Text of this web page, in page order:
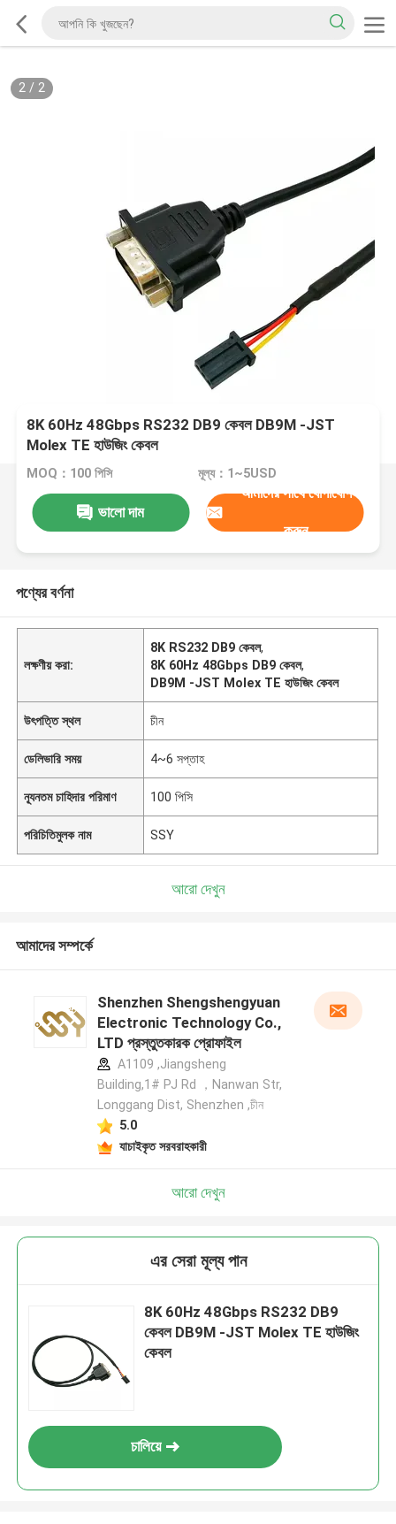
2/ 2
8K 60Hz 48Gbps RS232 DB9 কেবল DB9M -JST
Molex TE হাউজিং কেবল
MOQ：100 পিসি মূল্য：1~5USD
ভালো দাম
আমাদের সাথে যোগাযোগ
করুন
পণ্যের বর্ণনা
লক্ষণীয় করা:
8K RS232 DB9 কেবল,
8K 60Hz 48Gbps DB9 কেবল,
DB9M -JST Molex TE হাউজিং কেবল
উৎপত্তি স্থল চীন
ডেলিভারি সময় 4~6 সপ্তাহ
ন্যূনতম চাহিদার পরিমাণ 100 পিসি
পরিচিতিমুলক নাম SSY
আরো দেখুন
আমাদের সম্পর্কে
Shenzhen Shengshengyuan
Electronic Technology Co.,
LTD প্রস্তুতকারক প্রোফাইল
A1109 ,Jiangsheng
Building,1# PJ Rd ，Nanwan Str,
Longgang Dist, Shenzhen ,চীন
5.0
যাচাইকৃত সরবরাহকারী
আরো দেখুন
এর সেরা মূল্য পান
8K 60Hz 48Gbps RS232 DB9
কেবল DB9M -JST Molex TE হাউজিং
কেবল
চালিয়ে